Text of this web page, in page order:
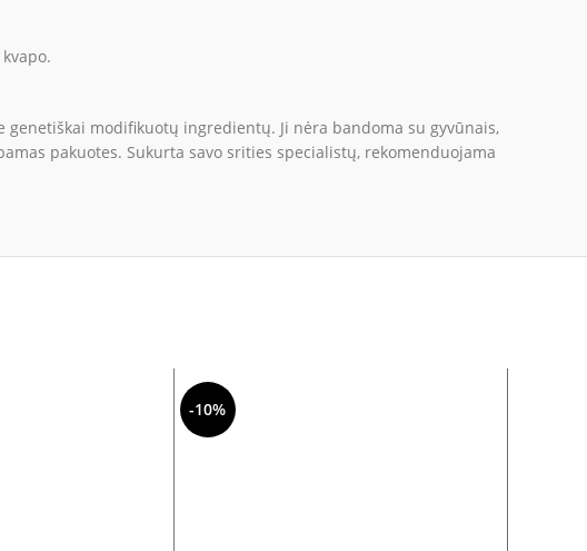
genetiškai modifikuotų ingredientų. Ji nėra bandoma su gyvūnais,
pakuotes. Sukurta savo srities specialistų, rekomenduojama
-10%